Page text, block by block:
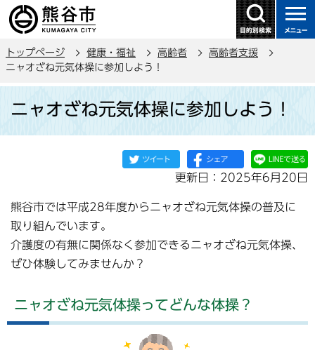
の
ー
トップページ 健康・福祉 高齢者
高齢者支援
ニャオざね元気体操に参加しよう！
ニャオざね元気体操に参加しよう！
更新日：2025年6月20日
熊谷市では平成28年度からニャオざね元気体操の普及に
取り組んでいます。
介護度の有無に関係なく参加できるニャオざね元気体操、
ぜひ体験してみませんか？
ニャオざね元気体操ってどんな体操？